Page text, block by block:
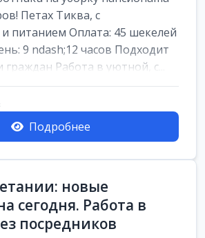
Петах Тиква, с
питанием Оплата: 45 шекелей
9 ndash;12 часов Подходит
граждан Работа в уютной, с...
Подробнее
новые
сегодня. Работа в
посредников